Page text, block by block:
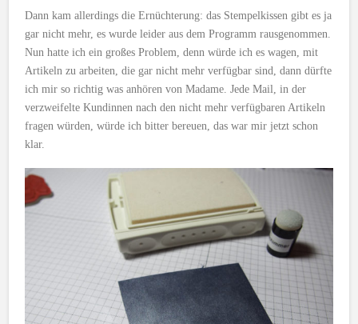
Dann kam allerdings die Ernüchterung: das Stempelkissen gibt es ja
gar nicht mehr, es wurde leider aus dem Programm rausgenommen.
Nun hatte ich ein großes Problem, denn würde ich es wagen, mit
Artikeln zu arbeiten, die gar nicht mehr verfügbar sind, dann dürfte
ich mir so richtig was anhören von Madame. Jede Mail, in der
verzweifelte Kundinnen nach den nicht mehr verfügbaren Artikeln
fragen würden, würde ich bitter bereuen, das war mir jetzt schon
klar.